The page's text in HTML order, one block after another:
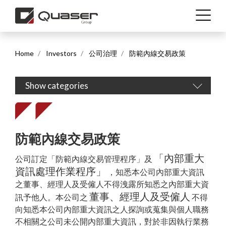
繁體中文 English (US)
Home Investors 公司治理 防範內線交易政策
Show categories
防範內線交易政策
公司訂定「防範內線交易管理程序」及
「內部重大
資訊處理作業程序」
，知悉本公司內部重大資訊
之董事、經理人及受僱人不得洩露所知悉之內部重大資
訊予他人。本公司之 董事、經理人及受僱人 不得
向知悉本公司內部重大資訊之人探詢或蒐集與個人職務
不相關之公司未公開內部重大資訊，對於非因執行業務